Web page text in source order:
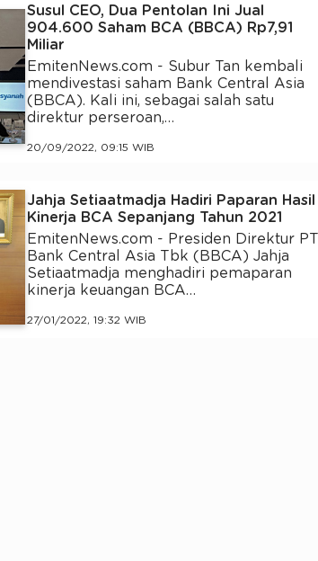
Susul CEO, Dua Pentolan Ini Jual
904.600 Saham BCA (BBCA) Rp7,91
Miliar
EmitenNews.com - Subur Tan kembali
mendivestasi saham Bank Central Asia
(BBCA). Kali ini, sebagai salah satu
direktur perseroan,…
20/09/2022, 09:15 WIB
Jahja Setiaatmadja Hadiri Paparan Hasil
Kinerja BCA Sepanjang Tahun 2021
EmitenNews.com - Presiden Direktur PT
Bank Central Asia Tbk (BBCA) Jahja
Setiaatmadja menghadiri pemaparan
kinerja keuangan BCA…
27/01/2022, 19:32 WIB